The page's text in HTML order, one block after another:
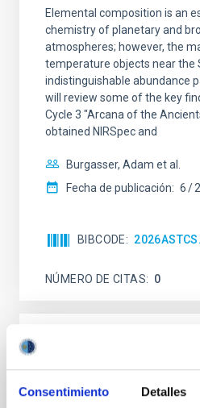
Consentimiento Detalles
Elemental composition is an
chemistry of planetary and
atmospheres; however, the
temperature objects near the
indistinguishable abundance
will review some of the key
Cycle 3 "Arcana of the
obtained NIRSpec and
Burgasser, Adam et al.
Fecha de publicación: 6
BIBCODE
NÚMERO DE CITAS 0
Rotational Light Curve
Baseline of (15094)